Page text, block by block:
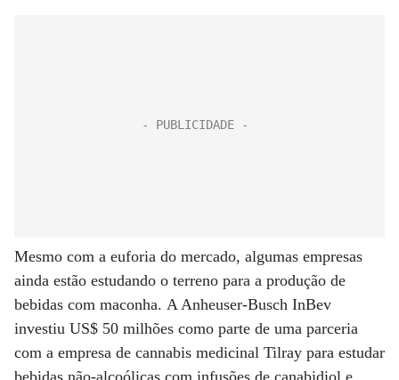
Mesmo com a euforia do mercado, algumas empresas
ainda estão estudando o terreno para a produção de
bebidas com maconha. A Anheuser-Busch InBev
investiu US$ 50 milhões como parte de uma parceria
com a empresa de cannabis medicinal Tilray para estudar
bebidas não-alcoólicas com infusões de canabidiol e